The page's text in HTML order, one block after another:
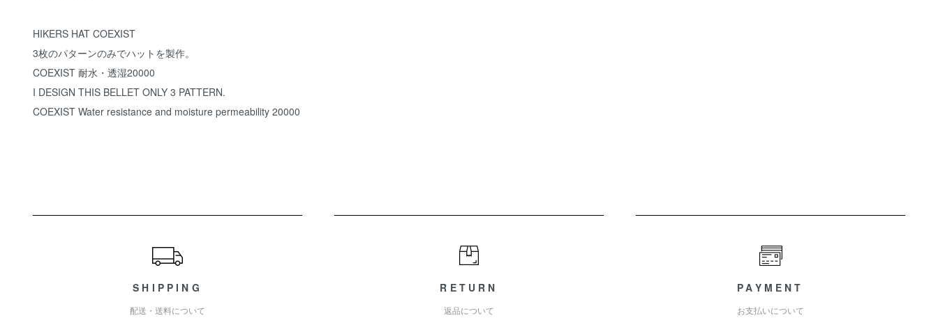
HIKERS HAT COEXIST
3枚のパターンのみでハットを製作。
COEXIST 耐水・透湿20000
I DESIGN THIS BELLET ONLY 3 PATTERN.
COEXIST Water resistance and moisture permeability 20000
SHIPPING
配送・送料について
RETURN
返品について
PAYMENT
お支払いについて